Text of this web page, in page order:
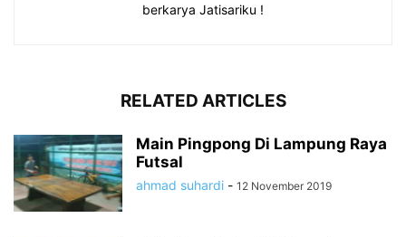
berkarya Jatisariku !
RELATED ARTICLES
Main Pingpong Di Lampung Raya
Futsal
ahmad suhardi - 12 November 2019